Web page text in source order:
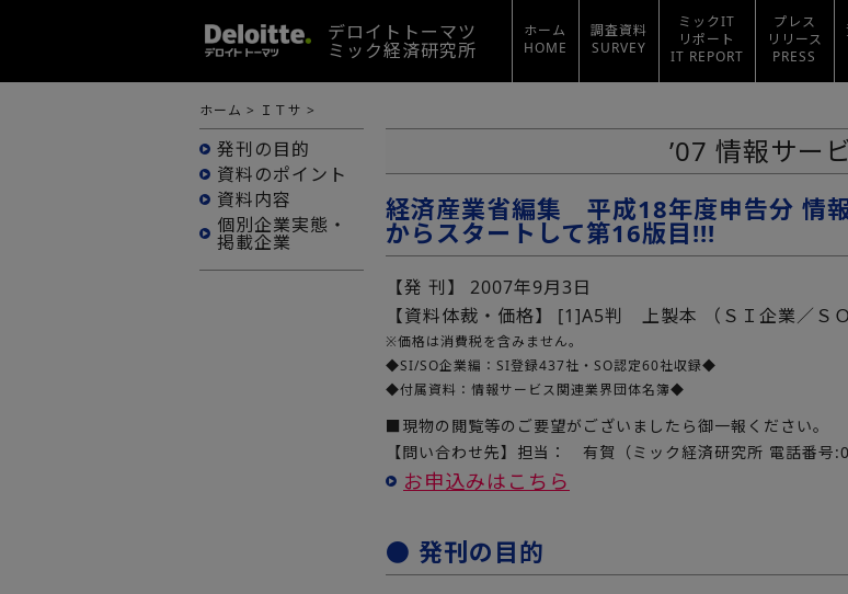
デロイトトーマツ
ミック経済研究所
ホーム
HOME
調査資料
SURVEY
ミックIT
リポート
IT REPORT
プレス
リリース
PRESS
ホーム > ＩＴサ >
発刊の目的
資料のポイント
資料内容
個別企業実態・
掲載企業
’07 情報サー
経済産業省編集 平成18年度申告分 情
からスタートして第16版目!!!
【発 刊】
2007年9月3日
【資料体裁・価格】
[1]A5判 上製本 （ＳＩ企業／Ｓ
※価格は消費税を含みません。
◆SI/SO企業編：SI登録437社・SO認定60社収録◆
◆付属資料：情報サービス関連業界団体名簿◆
■現物の閲覧等のご要望がございましたら御一報ください。
【問い合わせ先】担当： 有賀（ミック経済研究所 電話番号
お申込みはこちら
● 発刊の目的